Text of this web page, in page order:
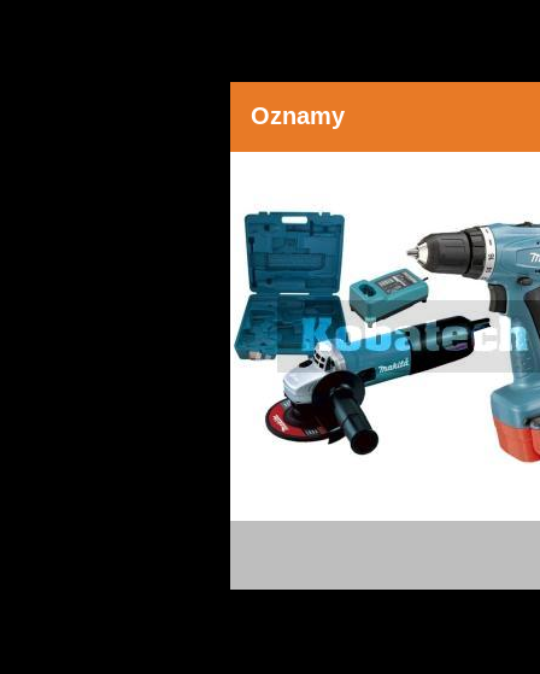
Oznamy